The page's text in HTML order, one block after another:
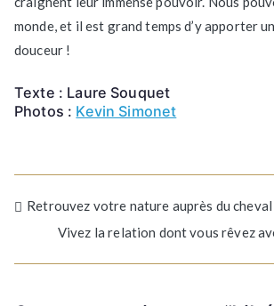
monde, et il est grand temps d’y apporter
douceur !
Texte : Laure Souquet
Photos : Kevin Simonet
Navigation
Retrouvez votre nature auprès du cheval
Vivez la relation dont vous rêvez